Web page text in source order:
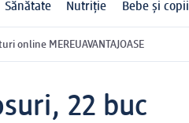
Sănătate Nutriție Bebe și copii
online MEREUAVANTAJOASE
22 buc